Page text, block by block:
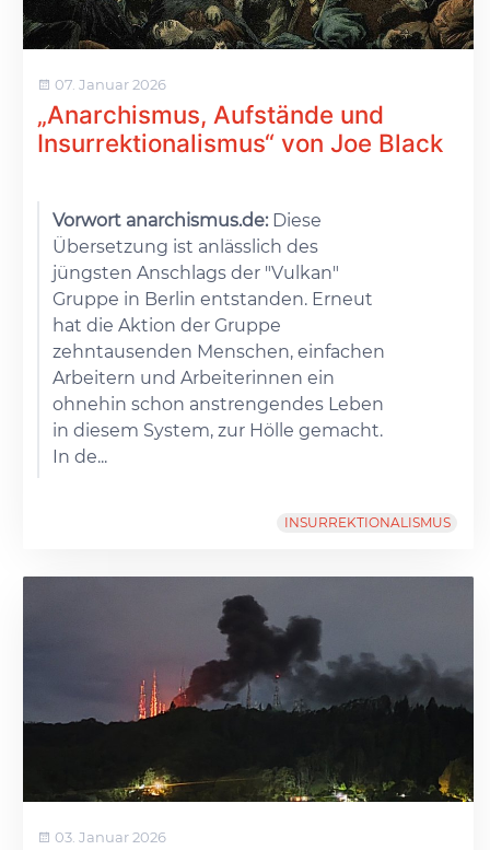
07. Januar 2026
„Anarchismus, Aufstände und
Insurrektionalismus“ von Joe Black
Vorwort anarchismus.de:Diese
Übersetzung ist anlässlich des
jüngsten Anschlags der "Vulkan"
Gruppe in Berlin entstanden. Erneut
hat die Aktion der Gruppe
zehntausenden Menschen, einfachen
Arbeitern und Arbeiterinnen ein
ohnehin schon anstrengendes Leben
in diesem System, zur Hölle gemacht.
In de...
INSURREKTIONALISMUS
03. Januar 2026